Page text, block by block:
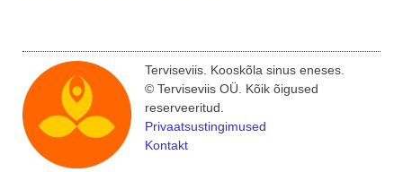
Terviseviis. Kooskõla sinus eneses.
© Terviseviis OÜ. Kõik õigused
reserveeritud.
Privaatsustingimused
Kontakt